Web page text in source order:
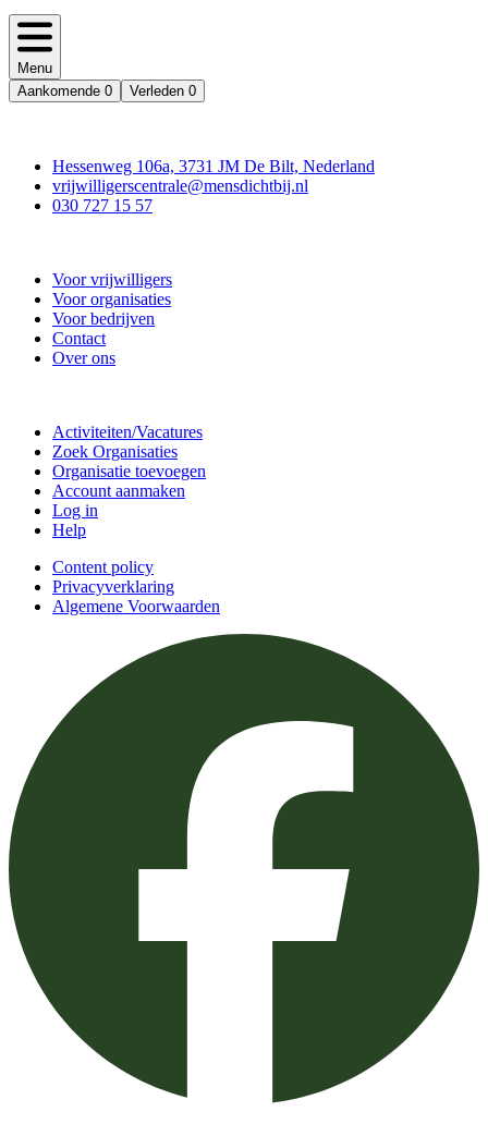
Menu
Aankomende 0 Verleden 0
Hessenweg 106a, 3731 JM De Bilt, Nederland
vrijwilligerscentrale@mensdichtbij.nl
030 727 15 57
Voor vrijwilligers
Voor organisaties
Voor bedrijven
Contact
Over ons
Activiteiten/Vacatures
Zoek Organisaties
Organisatie toevoegen
Account aanmaken
Log in
Help
Content policy
Privacyverklaring
Algemene Voorwaarden